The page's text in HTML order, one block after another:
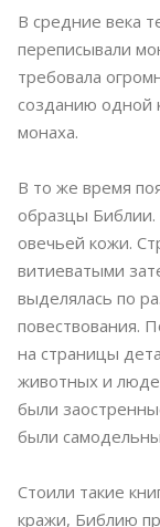
В средние века
переписывали
требовала
созданию одной
монаха.
В то же время
образцы
овечьей кожи.
витиеватыми
выделялась по
повествования.
на страницы
животных и
были
были
Стоили такие
кражи, Библию